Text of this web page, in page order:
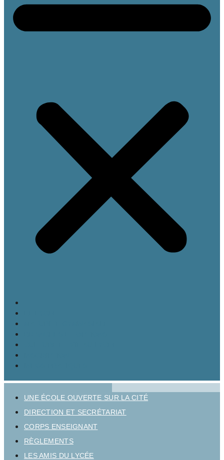
UNE ÉCOLE OUVERTE SUR LA CITÉ
DIRECTION ET SECRÉTARIAT
CORPS ENSEIGNANT
RÈGLEMENTS
LES AMIS DU LYCÉE